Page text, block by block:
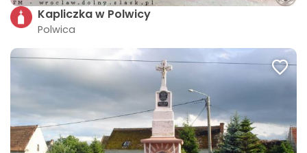
Kapliczka w Polwicy
Polwica